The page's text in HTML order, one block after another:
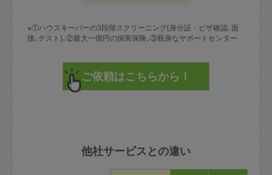
※①ハウスキーパーの3段階スクリーニング(身分証・ビザ確認､面
接､テスト)､②最大一億円の損害保険､③親身なサポートセンター
他社サービスとの違い